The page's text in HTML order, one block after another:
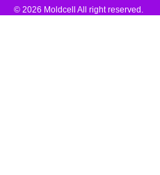
© 2026 Moldcell All right reserved.